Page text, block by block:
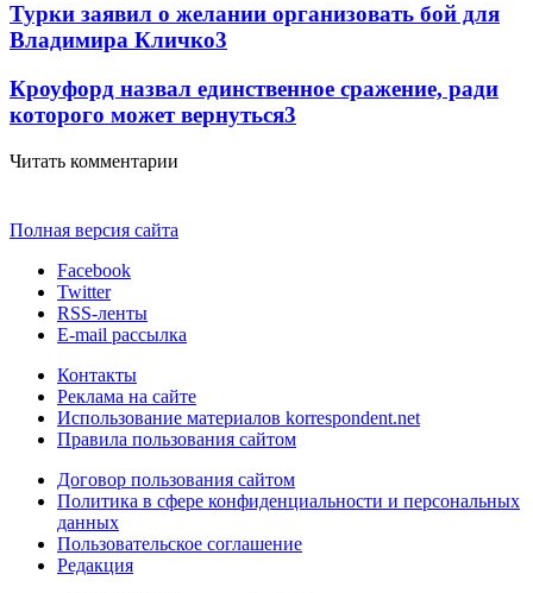
Турки заявил о желании организовать бой для
Владимира Кличко3
Кроуфорд назвал единственное сражение, ради
которого может вернуться3
Читать комментарии
Полная версия сайта
Facebook
Twitter
RSS-ленты
E-mail рассылка
Контакты
Реклама на сайте
Использование материалов korrespondent.net
Правила пользования сайтом
Договор пользования сайтом
Политика в сфере конфиденциальности и персональных
данных
Пользовательское соглашение
Редакция